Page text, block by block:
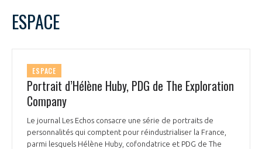
ESPACE
ESPACE
Portrait d’Hélène Huby, PDG de The Exploration
Company
Le journal Les Echos consacre une série de portraits de
personnalités qui comptent pour réindustrialiser la France,
parmi lesquels Hélène Huby, cofondatrice et PDG de The